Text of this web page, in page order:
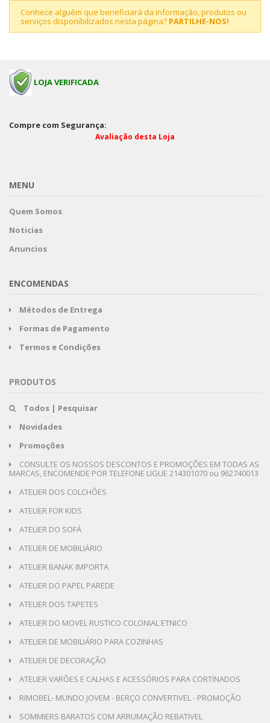
Conhece alguém que beneficiará da informação, produtos ou
serviços disponibilizados nesta página? PARTILHE-NOS!
LOJA VERIFICADA
Compre com Segurança:
Avaliação desta Loja
MENU
Quem Somos
Noticias
Anuncios
ENCOMENDAS
Métodos de Entrega
Formas de Pagamento
Termos e Condições
PRODUTOS
Todos | Pesquisar
Novidades
Promoções
CONSULTE OS NOSSOS DESCONTOS E PROMOÇÕES EM TODAS AS
MARCAS, ENCOMENDE POR TELEFONE LIGUE 214301070 ou 962740013
ATELIER DOS COLCHÕES
ATELIER FOR KIDS
ATELIER DO SOFÁ
ATELIER DE MOBILIÁRIO
ATELIER BANAK IMPORTA
ATELIER DO PAPEL PAREDE
ATELIER DOS TAPETES
ATELIER DO MOVEL RUSTICO COLONIAL ETNICO
ATELIER DE MOBILIÁRIO PARA COZINHAS
ATELIER DE DECORAÇÃO
ATELIER VARÕES E CALHAS E ACESSÓRIOS PARA CORTINADOS
RIMOBEL- MUNDO JOVEM - BERÇO CONVERTIVEL - PROMOÇÃO
SOMMIERS BARATOS COM ARRUMAÇÃO REBATIVEL